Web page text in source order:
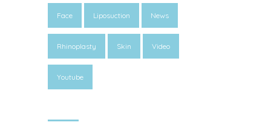
Face Liposuction News
Rhinoplasty Skin Video
Youtube